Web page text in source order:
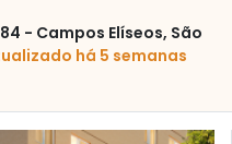
- Campos Elíseos, São
há 5 semanas